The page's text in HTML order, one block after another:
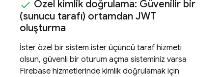
Özel kimlik doğrulama: Güvenilir bir
(sunucu tarafı) ortamdan JWT
oluşturma
İster özel bir sistem ister üçüncü taraf hizmeti
olsun, güvenli bir oturum açma sisteminiz varsa
Firebase hizmetlerinde kimlik doğrulamak için